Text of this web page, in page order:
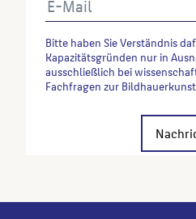
Bitte haben Sie Verständnis
Kapazitätsgründen nur in
ausschließlich bei
Fachfragen zur